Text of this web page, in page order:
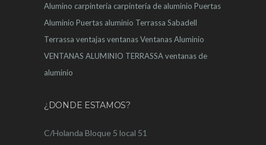
Alumino carpintería carpintería de aluminio Puertas
Aluminio Puertas aluminio Terrassa Sabadell
Terrassa ventajasventanasVentanas Aluminio
VENTANAS ALUMINIO TERRASSAventanas de
aluminio
¿DONDE ESTAMOS?
C/Holanda Bloque 5 local 51